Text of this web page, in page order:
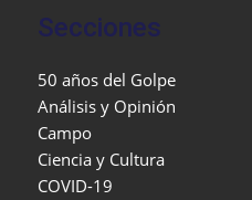
Secciones
50 años del Golpe
Análisis y Opinión
Campo
Ciencia y Cultura
COVID-19